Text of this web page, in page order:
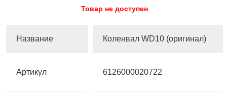
Товар не доступен
Название Коленвал WD10 (оригинал)
Артикул 6126000020722